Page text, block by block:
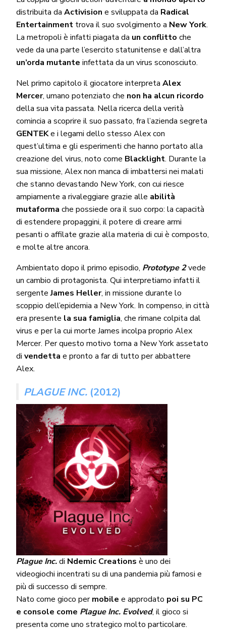
distribuita da Activisione sviluppata da Radical
Entertainment trova il suo svolgimento a New York.
La metropoli è infatti piagata da un conflittoche
vede da una parte l’esercito statunitense e dall’altra
un’orda mutante infettata da un virus sconosciuto.
Nel primo capitolo il giocatore interpretaAlex
Mercer, umano potenziato che non ha alcun ricordo
della sua vita passata. Nella ricerca della verità
comincia a scoprire il suo passato, fra l’azienda segreta
GENTEKe i legami dello stesso Alex con
quest’ultima e gli esperimenti che hanno portato alla
creazione del virus, noto come Blacklight. Durante la
sua missione, Alex non manca di imbattersi nei malati
che stanno devastando New York, con cui riesce
ampiamente a rivaleggiare grazie alle abilità
mutaforma che possiede ora il suo corpo: la capacità
di estendere propaggini, il potere di creare armi
pesanti o affilate grazie alla materia di cui è composto,
e molte altre ancora.
Ambientato dopo il primo episodio, Prototype 2vede
un cambio di protagonista. Qui interpretiamo infatti il
sergenteJames Heller, in missione durante lo
scoppio dell’epidemia a New York. In compenso, in città
era presente la sua famiglia, che rimane colpita dal
virus e per la cui morte James incolpa proprio Alex
Mercer. Per questo motivo torna a New York assetato
di vendetta e pronto a far di tutto per abbattere
Alex.
PLAGUE INC. (2012)
Plague Inc.di Ndemic Creationsè uno dei
videogiochi incentrati su di una pandemia più famosi e
più di successo di sempre.
Nato come gioco permobilee approdato poi su PC
e console come Plague Inc. Evolved, il gioco si
presenta come uno strategico molto particolare.